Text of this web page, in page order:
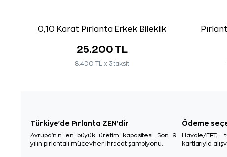
0,10 Karat Pırlanta Erkek Bileklik
25.200 TL
8.400 TL x 3 taksit
Türkiye'de Pırlanta ZEN'dir
Avrupa'nın en büyük üretim kapasitesi. Son 9
yılın pırlantalı mücevher ihracat şampiyonu.
Ödeme
Havale/
kartlarıyla